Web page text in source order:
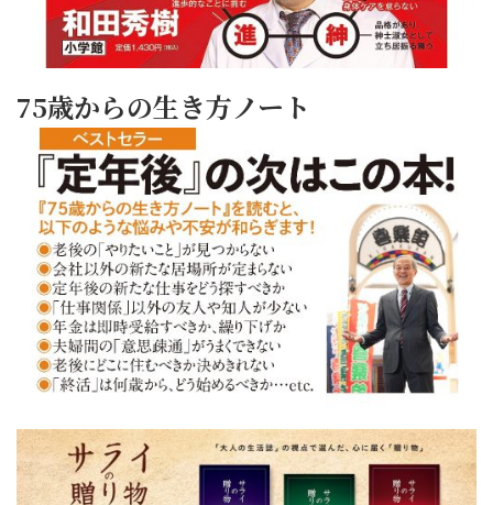
75歳からの生き方ノート